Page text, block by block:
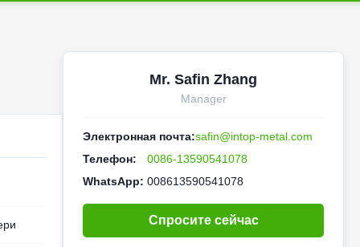
Mr. Safin Zhang
Manager
Электронная почта:safin@intop-metal.com
Телефон:
0086-13590541078
WhatsApp: 008613590541078
Спросите сейчас